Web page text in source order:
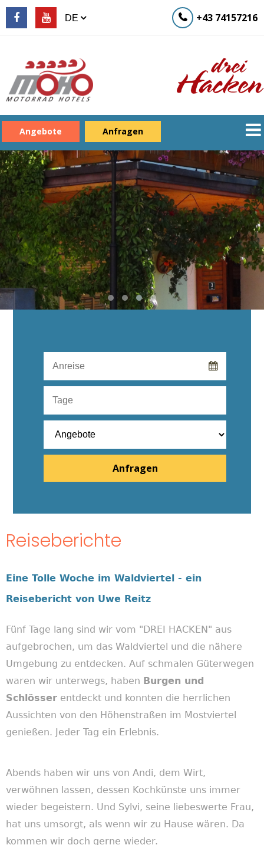
+43 74157216
Angebote Anfragen
Anfragen
Reiseberichte
Eine Tolle Woche im Waldviertel - ein
Reisebericht von Uwe Reitz
Fünf Tage lang sind wir vom "DREI HACKEN" aus
aufgebrochen, um das Waldviertel und die nähere
Umgebung zu entdecken. Auf schmalen Güterwegen
waren wir unterwegs, haben Burgen und
Schlösser entdeckt und konnten die herrlichen
Aussichten von den Höhenstraßen im Mostviertel
genießen. Jeder Tag ein Erlebnis.
Abends haben wir uns von Andi, dem Wirt,
verwöhnen lassen, dessen Kochkünste uns immer
wieder begeistern. Und Sylvi, seine liebeswerte Frau,
hat uns umsorgt, als wenn wir zu Hause wären. Da
kommen wir doch gerne wieder.